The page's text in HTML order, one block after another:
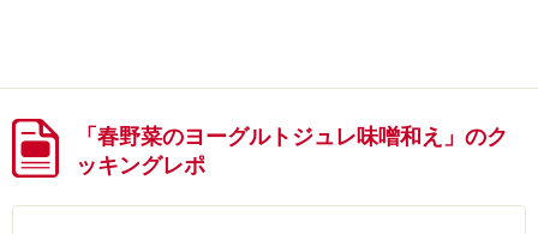
「春野菜のヨーグルトジュレ味噌和え」のク
ッキングレポ